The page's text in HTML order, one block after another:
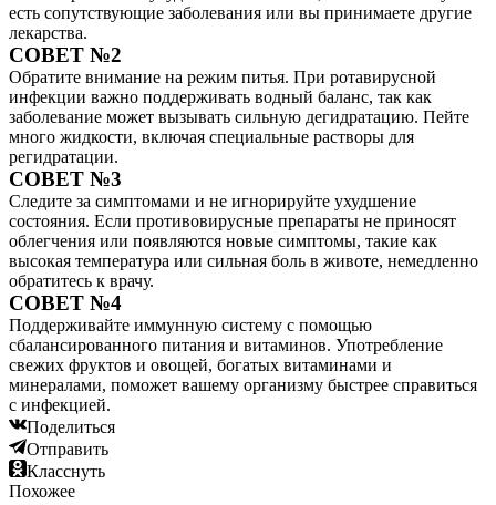
есть сопутствующие заболевания или вы принимаете другие
лекарства.
СОВЕТ №2
Обратите внимание на режим питья. При ротавирусной
инфекции важно поддерживать водный баланс, так как
заболевание может вызывать сильную дегидратацию. Пейте
много жидкости, включая специальные растворы для
регидратации.
СОВЕТ №3
Следите за симптомами и не игнорируйте ухудшение
состояния. Если противовирусные препараты не приносят
облегчения или появляются новые симптомы, такие как
высокая температура или сильная боль в животе, немедленно
обратитесь к врачу.
СОВЕТ №4
Поддерживайте иммунную систему с помощью
сбалансированного питания и витаминов. Употребление
свежих фруктов и овощей, богатых витаминами и
минералами, поможет вашему организму быстрее справиться
с инфекцией.
Поделиться
Отправить
Класснуть
Похожее